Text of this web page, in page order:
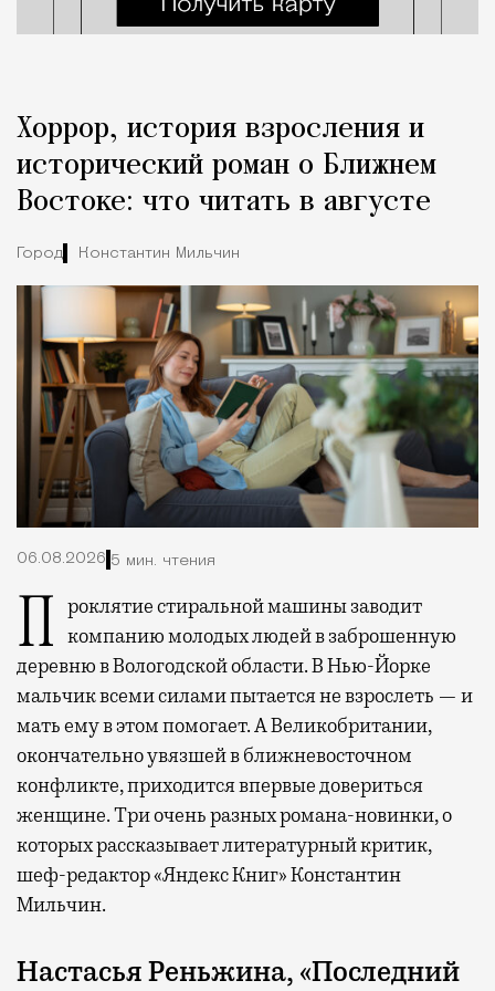
Хоррор, история взросления и
исторический роман о Ближнем
Востоке: что читать в августе
Город Константин Мильчин
06.08.2026 5 мин. чтения
Проклятие стиральной машины заводит компанию молодых людей в заброшенную
деревню в Вологодской области. В Нью-Йорке
мальчик всеми силами пытается не взрослеть — и
мать ему в этом помогает. А Великобритании,
окончательно увязшей в ближневосточном
конфликте, приходится впервые довериться
женщине. Три очень разных романа-новинки, о
которых рассказывает литературный критик,
шеф-редактор «Яндекс Книг» Константин
Мильчин.
Настасья Реньжина, «Последний